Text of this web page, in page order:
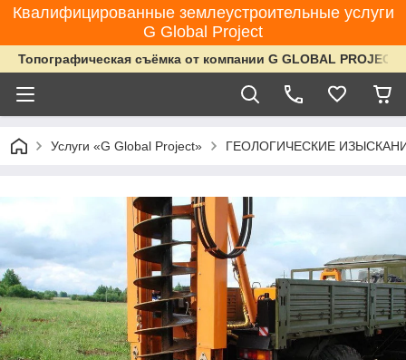
Квалифицированные землеустроительные услуги
G Global Project
Топографическая съёмка от компании G GLOBAL PROJECT
Услуги «G Global Project» ГЕОЛОГИЧЕСКИЕ